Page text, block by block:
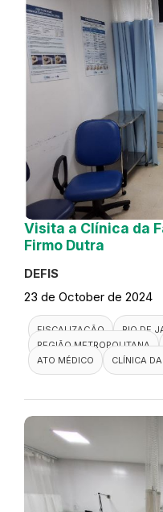
Visita a Clínica da
Firmo Dutra
DEFIS
23 de October de 2024
FISCALIZAÇÃO
RIO DE
REGIÃO METROPOLITANA
ATO MÉDICO
CLÍNICA